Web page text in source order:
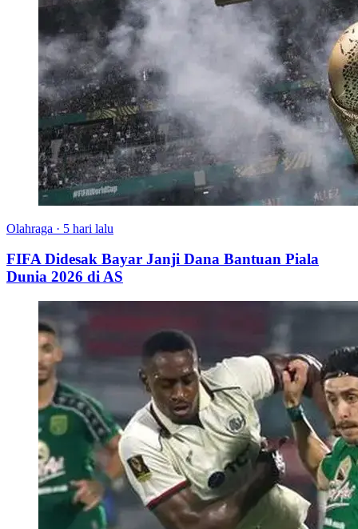
Olahraga · 5 hari lalu
FIFA Didesak Bayar Janji Dana Bantuan Piala
Dunia 2026 di AS